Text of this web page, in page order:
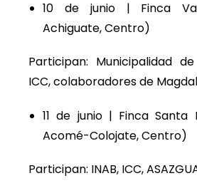
10 de junio | Finca
Achiguate, Centro)
Participan: Municipalidad de
ICC, colaboradores de
11 de junio | Finca Santa
Acomé-Colojate, Centro)
Participan: INAB, ICC,